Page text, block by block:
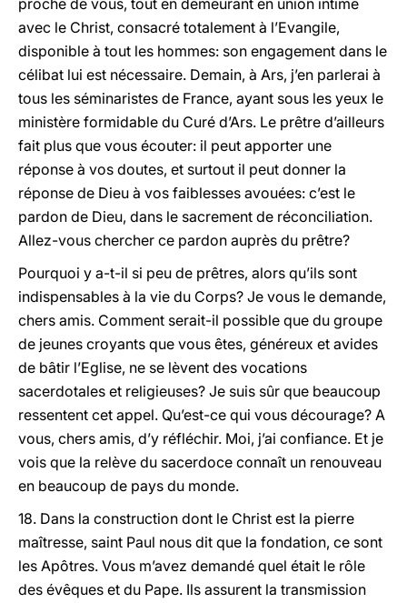
proche de vous, tout en demeurant en union intime
avec le Christ, consacré totalement à l’Evangile,
disponible à tout les hommes: son engagement dans le
célibat lui est nécessaire. Demain, à Ars, j’en parlerai à
tous les séminaristes de France, ayant sous les yeux le
ministère formidable du Curé d’Ars. Le prêtre d’ailleurs
fait plus que vous écouter: il peut apporter une
réponse à vos doutes, et surtout il peut donner la
réponse de Dieu à vos faiblesses avouées: c’est le
pardon de Dieu, dans le sacrement de réconciliation.
Allez-vous chercher ce pardon auprès du prêtre?
Pourquoi y a-t-il si peu de prêtres, alors qu’ils sont
indispensables à la vie du Corps? Je vous le demande,
chers amis. Comment serait-il possible que du groupe
de jeunes croyants que vous êtes, généreux et avides
de bâtir l’Eglise, ne se lèvent des vocations
sacerdotales et religieuses? Je suis sûr que beaucoup
ressentent cet appel. Qu’est-ce qui vous décourage? A
vous, chers amis, d’y réfléchir. Moi, j’ai confiance. Et je
vois que la relève du sacerdoce connaît un renouveau
en beaucoup de pays du monde.
18. Dans la construction dont le Christ est la pierre
maîtresse, saint Paul nous dit que la fondation, ce sont
les Apôtres. Vous m’avez demandé quel était le rôle
des évêques et du Pape. Ils assurent la transmission